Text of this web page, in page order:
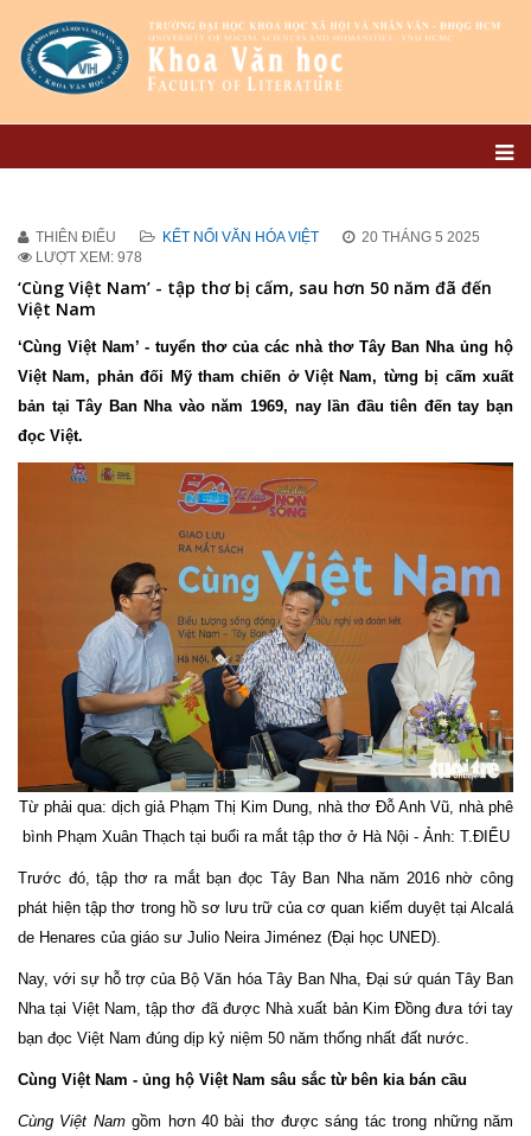
THIÊN ĐIỂU KẾT NỐI VĂN HÓA VIỆT
20 THÁNG 5 2025
LƯỢT XEM: 978
‘Cùng Việt Nam’ - tập thơ bị cấm, sau hơn 50 năm đã đến
Việt Nam
‘Cùng Việt Nam’ - tuyển thơ của các nhà thơ Tây Ban Nha ủng hộ
Việt Nam, phản đối Mỹ tham chiến ở Việt Nam, từng bị cấm xuất
bản tại Tây Ban Nha vào năm 1969, nay lần đầu tiên đến tay bạn
đọc Việt.
Từ phải qua: dịch giả Phạm Thị Kim Dung, nhà thơ Đỗ Anh Vũ, nhà phê
bình Phạm Xuân Thạch tại buổi ra mắt tập thơ ở Hà Nội - Ảnh: T.ĐIỂU
Trước đó, tập thơ ra mắt bạn đọc Tây Ban Nha năm 2016 nhờ công
phát hiện tập thơ trong hồ sơ lưu trữ của cơ quan kiểm duyệt tại Alcalá
de Henares của giáo sư Julio Neira Jiménez (Đại học UNED).
Nay, với sự hỗ trợ của Bộ Văn hóa Tây Ban Nha, Đại sứ quán Tây Ban
Nha tại Việt Nam, tập thơ đã được Nhà xuất bản Kim Đồng đưa tới tay
bạn đọc Việt Nam đúng dịp kỷ niệm 50 năm thống nhất đất nước.
Cùng Việt Nam - ủng hộ Việt Nam sâu sắc từ bên kia bán cầu
Cùng Việt Namgồm hơn 40 bài thơ được sáng tác trong những năm